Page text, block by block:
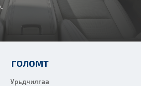
ГОЛОМТ
Урьдчилгаа